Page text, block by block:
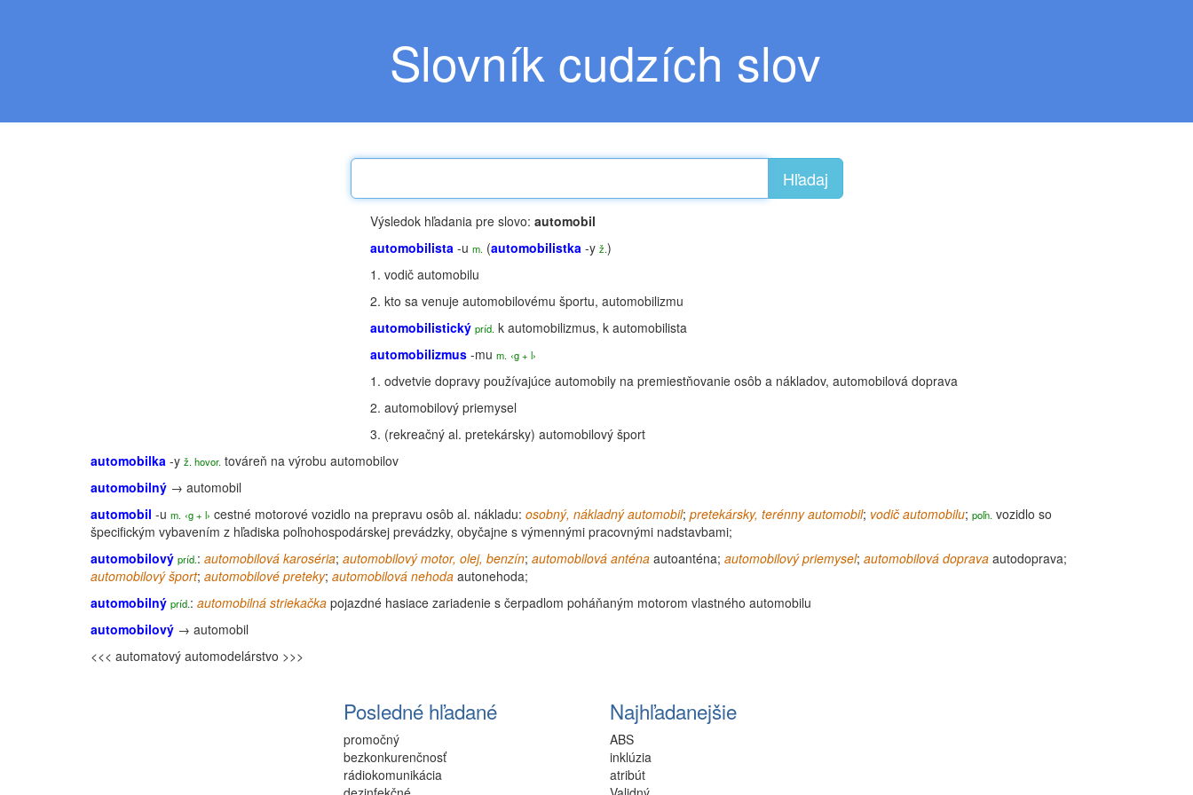
Slovník cudzích slov
Hľadaj
Výsledok hľadania pre slovo: automobil
automobilista -u m. (automobilistka -y ž.)
1. vodič automobilu
2. kto sa venuje automobilovému športu, automobilizmu
automobilistický príd. k automobilizmus, k automobilista
automobilizmus -mu m. ‹g + l›
1. odvetvie dopravy používajúce automobily na premiestňovanie osôb a nákladov, automobilová doprava
2. automobilový priemysel
3. (rekreačný al. pretekársky) automobilový šport
automobilka -y ž. hovor. továreň na výrobu automobilov
automobilný → automobil
automobil -u m. ‹g + l› cestné motorové vozidlo na prepravu osôb al. nákladu: osobný, nákladný automobil; pretekársky, terénnyautomobil; vodič automobilu; poľn. vozidlo so
špecifickým vybavením z hľadiska poľnohospodárskej prevádzky, obyčajne s výmennými pracovnými nadstavbami;
automobilový príd.: automobilová karoséria; automobilovýmotor, olej, benzín; automobilová anténa autoanténa; automobilový priemysel; automobilová doprava autodoprava;
automobilový šport; automobilové preteky; automobilová nehoda autonehoda;
automobilný príd.: automobilná striekačka pojazdné hasiace zariadenie s čerpadlom poháňaným motorom vlastného automobilu
automobilový → automobil
<<< automatový automodelárstvo >>>
Posledné hľadané
promočný
bezkonkurenčnosť
rádiokomunikácia
Najhľadanejšie
ABS
inklúzia
atribút